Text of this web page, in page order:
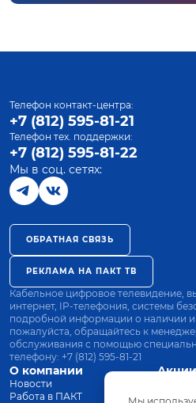
О компании
Новости
Работа в ПАКТ
Акции
Телефон контакт-центра:
+7 (812) 595-81-21
Телефон тех. поддержки:
+7 (812) 595-81-22
Мы в соц. сетях:
ОБРАТНАЯ СВЯЗЬ
РЕКЛАМА НА ПАКТ ТВ
Кабельное цифровое телевидение,
интернет, IP-телефония, системы
подробной информации о наличии и
пожалуйста, обращайтесь к
обслуживания с помощью
телефону: +7 (812) 595-81-21